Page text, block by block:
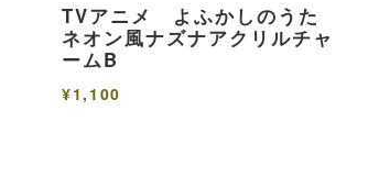
TVアニメ よふかしのうた
ネオン風ナズナアクリルチャ
ームB
¥1,100